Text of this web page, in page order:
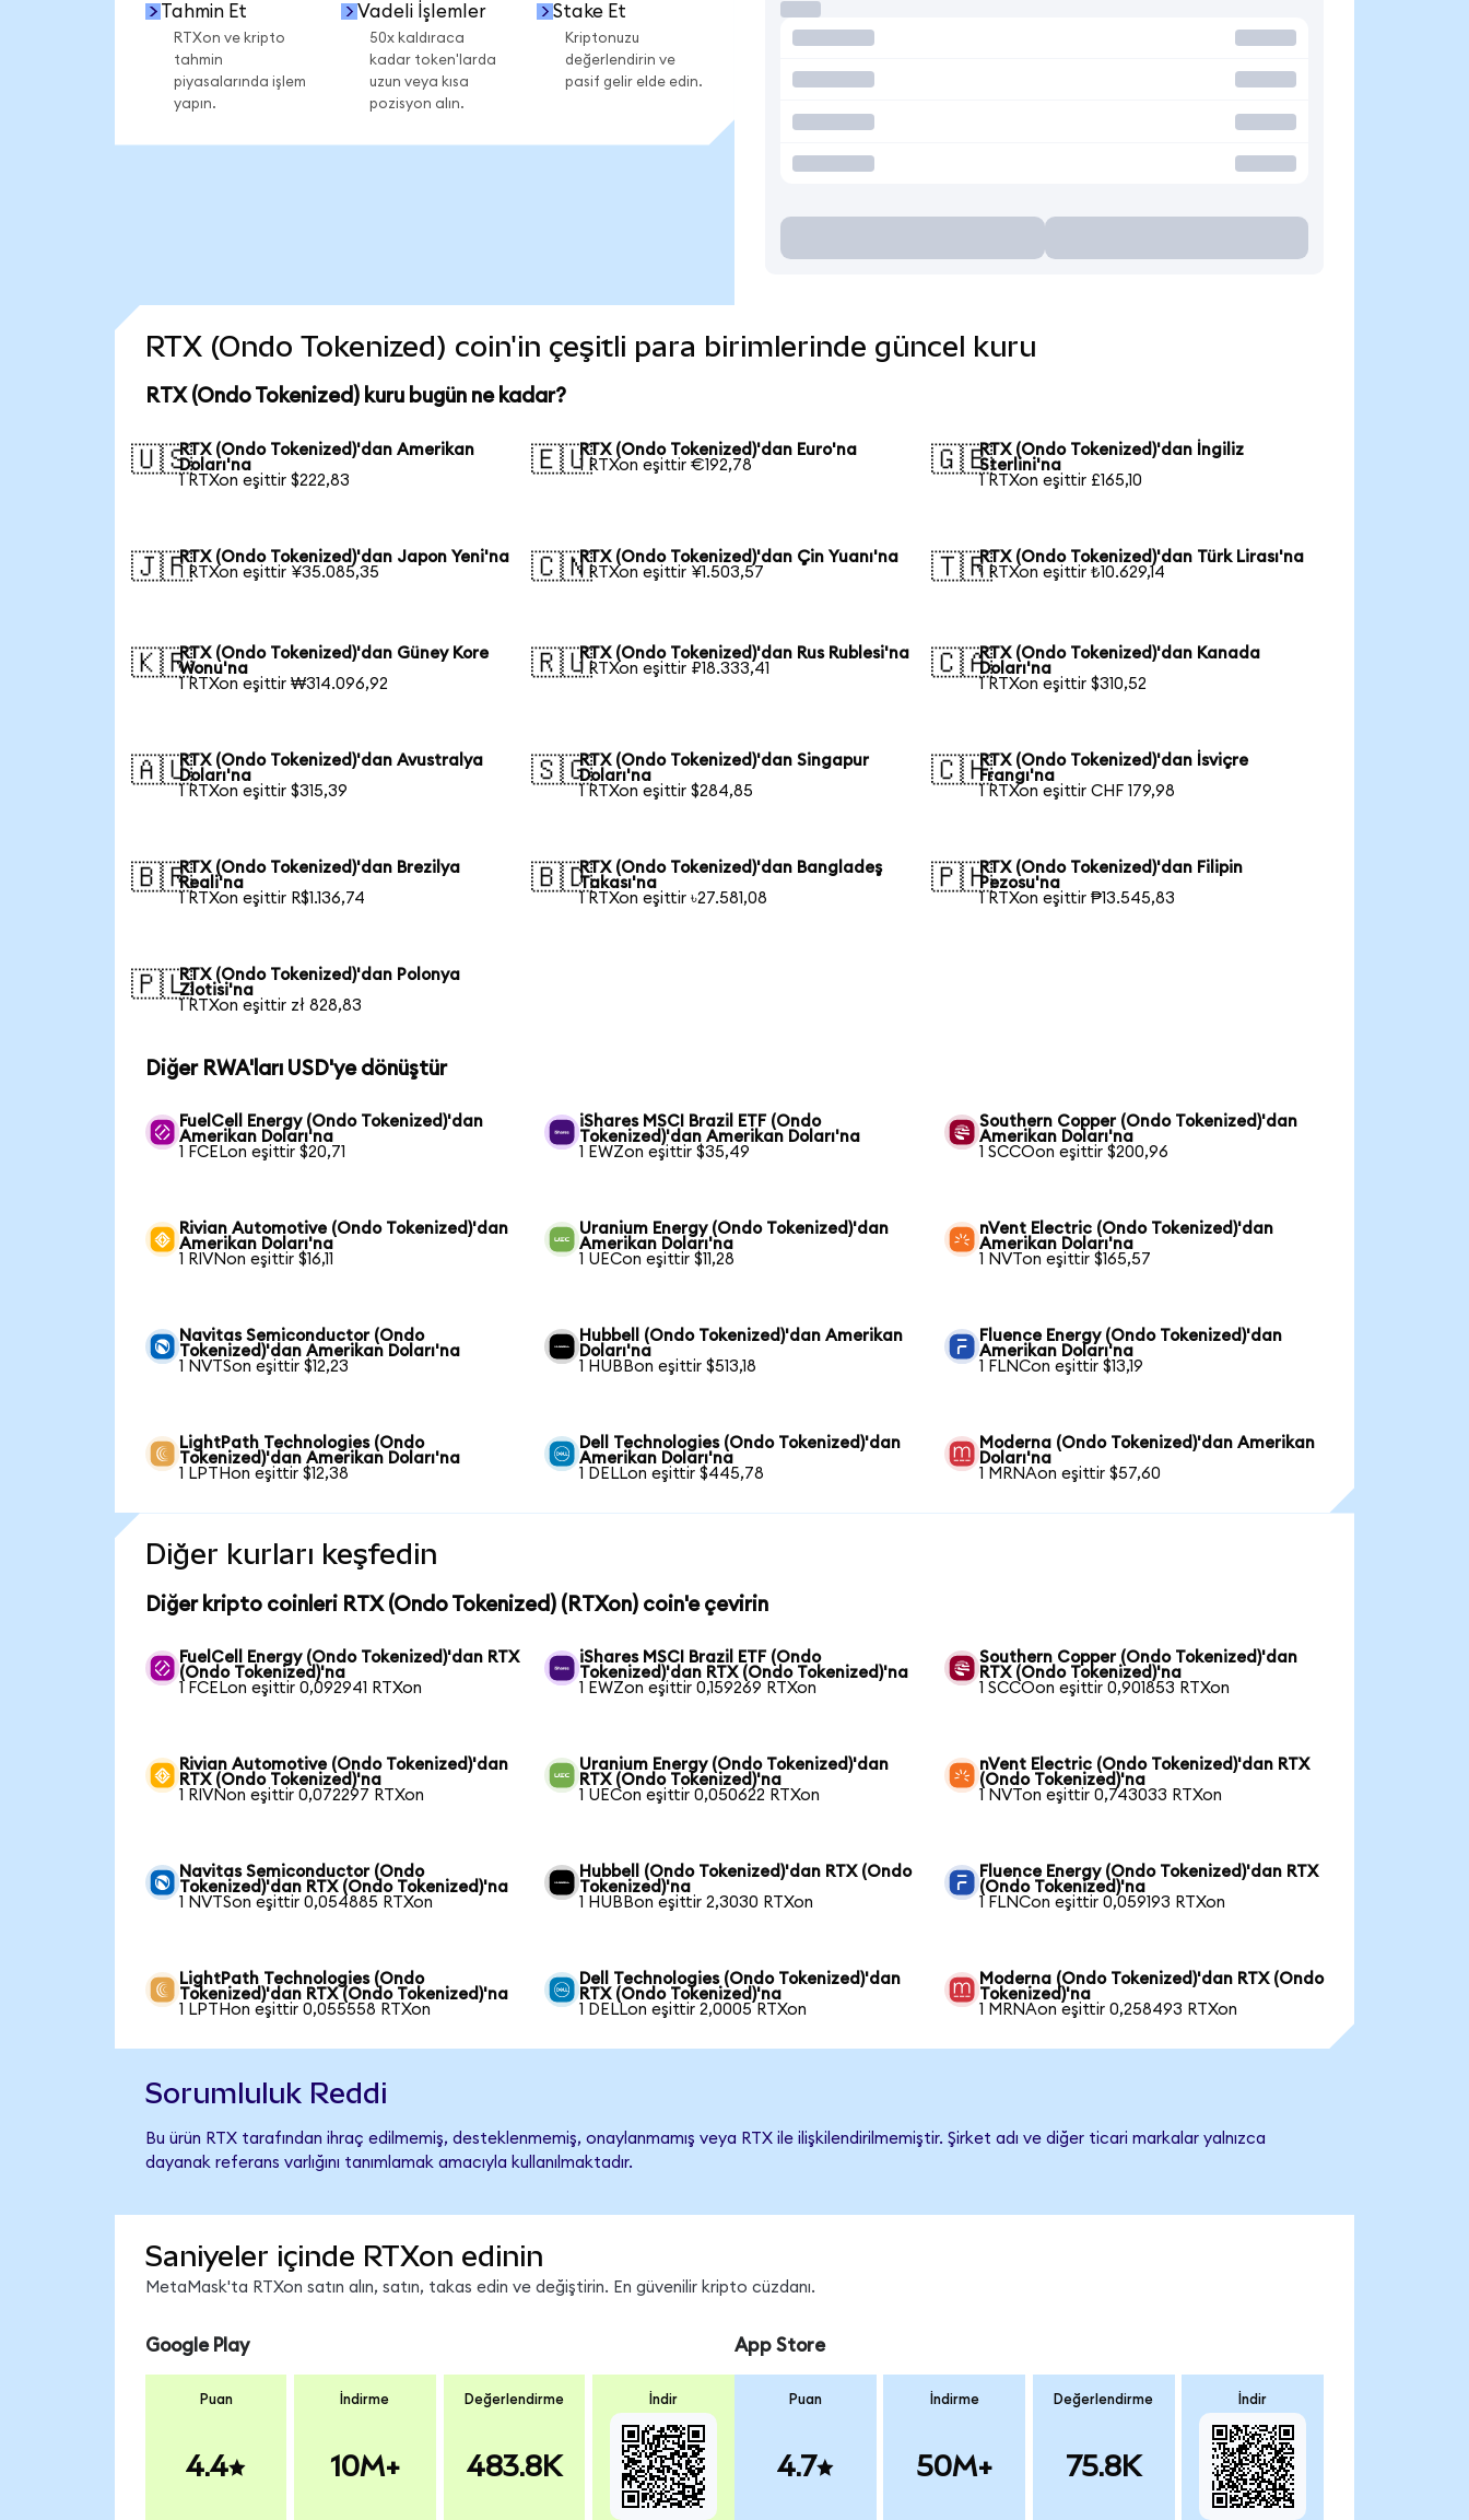
Tahmin Et
RTXon ve kripto
tahmin
piyasalarında işlem
yapın.
Vadeli İşlemler
50x kaldıraca
kadar token'larda
uzun veya kısa
pozisyon alın.
Stake Et
Kriptonuzu
değerlendirin ve
pasif gelir elde edin.
RTX (Ondo Tokenized) coin'in çeşitli para birimlerinde güncel kuru
RTX (Ondo Tokenized) kuru bugün ne kadar?
🇺🇸RTX (Ondo Tokenized)'dan Amerikan
Doları'na
1 RTXon eşittir $222,83
🇪🇺RTX (Ondo Tokenized)'dan Euro'na
1 RTXon eşittir €192,78
🇬🇧RTX (Ondo Tokenized)'dan İngiliz
Sterlini'na
1 RTXon eşittir £165,10
🇯🇵RTX (Ondo Tokenized)'dan Japon Yeni'na
1 RTXon eşittir ¥35.085,35
🇨🇳RTX (Ondo Tokenized)'dan Çin Yuanı'na
1 RTXon eşittir ¥1.503,57
🇹🇷RTX (Ondo Tokenized)'dan Türk Lirası'na
1 RTXon eşittir ₺10.629,14
🇰🇷RTX (Ondo Tokenized)'dan Güney Kore
Wonu'na
1 RTXon eşittir ₩314.096,92
🇷🇺RTX (Ondo Tokenized)'dan Rus Rublesi'na
1 RTXon eşittir ₽18.333,41
🇨🇦RTX (Ondo Tokenized)'dan Kanada
Doları'na
1 RTXon eşittir $310,52
🇦🇺RTX (Ondo Tokenized)'dan Avustralya
Doları'na
1 RTXon eşittir $315,39
🇸🇬RTX (Ondo Tokenized)'dan Singapur
Doları'na
1 RTXon eşittir $284,85
🇨🇭RTX (Ondo Tokenized)'dan İsviçre
Frangı'na
1 RTXon eşittir CHF 179,98
🇧🇷RTX (Ondo Tokenized)'dan Brezilya
Reali'na
1 RTXon eşittir R$1.136,74
🇧🇩RTX (Ondo Tokenized)'dan Bangladeş
Takası'na
1 RTXon eşittir ৳27.581,08
🇵🇭RTX (Ondo Tokenized)'dan Filipin
Pezosu'na
1 RTXon eşittir ₱13.545,83
🇵🇱RTX (Ondo Tokenized)'dan Polonya
Zlotisi'na
1 RTXon eşittir zł 828,83
Diğer RWA'ları USD'ye dönüştür
FuelCell Energy (Ondo Tokenized)'dan
Amerikan Doları'na
1 FCELon eşittir $20,71
iShares MSCI Brazil ETF (Ondo
Tokenized)'dan Amerikan Doları'na
1 EWZon eşittir $35,49
Southern Copper (Ondo Tokenized)'dan
Amerikan Doları'na
1 SCCOon eşittir $200,96
Rivian Automotive (Ondo Tokenized)'dan
Amerikan Doları'na
1 RIVNon eşittir $16,11
Uranium Energy (Ondo Tokenized)'dan
Amerikan Doları'na
1 UECon eşittir $11,28
nVent Electric (Ondo Tokenized)'dan
Amerikan Doları'na
1 NVTon eşittir $165,57
Navitas Semiconductor (Ondo
Tokenized)'dan Amerikan Doları'na
1 NVTSon eşittir $12,23
Hubbell (Ondo Tokenized)'dan Amerikan
Doları'na
1 HUBBon eşittir $513,18
Fluence Energy (Ondo Tokenized)'dan
Amerikan Doları'na
1 FLNCon eşittir $13,19
LightPath Technologies (Ondo
Tokenized)'dan Amerikan Doları'na
1 LPTHon eşittir $12,38
Dell Technologies (Ondo Tokenized)'dan
Amerikan Doları'na
1 DELLon eşittir $445,78
Moderna (Ondo Tokenized)'dan Amerikan
Doları'na
1 MRNAon eşittir $57,60
Diğer kurları keşfedin
Diğer kripto coinleri RTX (Ondo Tokenized) (RTXon) coin'e çevirin
FuelCell Energy (Ondo Tokenized)'dan RTX
(Ondo Tokenized)'na
1 FCELon eşittir 0,092941 RTXon
iShares MSCI Brazil ETF (Ondo
Tokenized)'dan RTX (Ondo Tokenized)'na
1 EWZon eşittir 0,159269 RTXon
Southern Copper (Ondo Tokenized)'dan
RTX (Ondo Tokenized)'na
1 SCCOon eşittir 0,901853 RTXon
Rivian Automotive (Ondo Tokenized)'dan
RTX (Ondo Tokenized)'na
1 RIVNon eşittir 0,072297 RTXon
Uranium Energy (Ondo Tokenized)'dan
RTX (Ondo Tokenized)'na
1 UECon eşittir 0,050622 RTXon
nVent Electric (Ondo Tokenized)'dan RTX
(Ondo Tokenized)'na
1 NVTon eşittir 0,743033 RTXon
Navitas Semiconductor (Ondo
Tokenized)'dan RTX (Ondo Tokenized)'na
1 NVTSon eşittir 0,054885 RTXon
Hubbell (Ondo Tokenized)'dan RTX (Ondo
Tokenized)'na
1 HUBBon eşittir 2,3030 RTXon
Fluence Energy (Ondo Tokenized)'dan RTX
(Ondo Tokenized)'na
1 FLNCon eşittir 0,059193 RTXon
LightPath Technologies (Ondo
Tokenized)'dan RTX (Ondo Tokenized)'na
1 LPTHon eşittir 0,055558 RTXon
Dell Technologies (Ondo Tokenized)'dan
RTX (Ondo Tokenized)'na
1 DELLon eşittir 2,0005 RTXon
Moderna (Ondo Tokenized)'dan RTX (Ondo
Tokenized)'na
1 MRNAon eşittir 0,258493 RTXon
Sorumluluk Reddi
Bu ürün RTX tarafından ihraç edilmemiş, desteklenmemiş, onaylanmamış veya RTX ile ilişkilendirilmemiştir. Şirket adı ve diğer ticari markalar yalnızca
dayanak referans varlığını tanımlamak amacıyla kullanılmaktadır.
Saniyeler içinde RTXon edinin
MetaMask'ta RTXon satın alın, satın, takas edin ve değiştirin. En güvenilir kripto cüzdanı.
Google Play
Puan
4.4
İndirme
10M+
Değerlendirme
483.8K
İndir
App Store
Puan
4.7
İndirme
50M+
Değerlendirme
75.8K
İndir